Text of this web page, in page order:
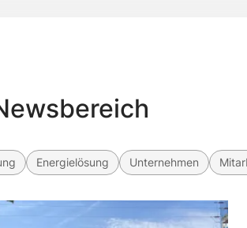
Energielösung Unternehmen